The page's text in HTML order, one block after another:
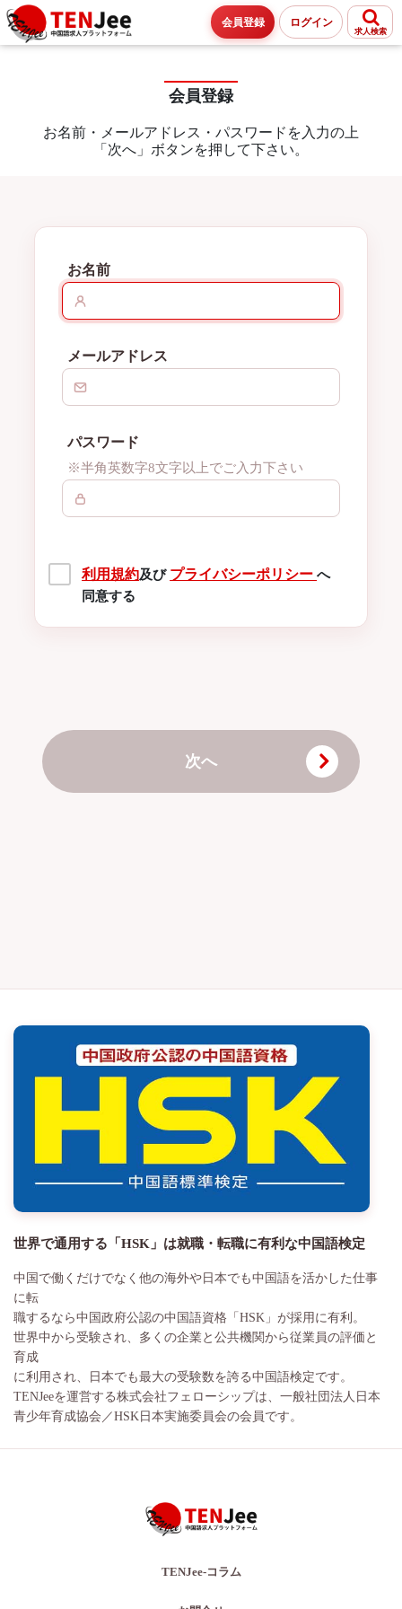
会員登録 ログイン
求人検索
会員登録
お名前・メールアドレス・パスワードを入力の上
「次へ」ボタンを押して下さい。
お名前
メールアドレス
パスワード
※半角英数字8文字以上でご入力下さい
利用規約及び プライバシーポリシーへ
同意する
次へ
世界で通用する「HSK」は就職・転職に有利な中国語検定
中国で働くだけでなく他の海外や日本でも中国語を活かした仕事
に転
職するなら中国政府公認の中国語資格「HSK」が採用に有利。
世界中から受験され、多くの企業と公共機関から従業員の評価と
育成
に利用され、日本でも最大の受験数を誇る中国語検定です。
TENJeeを運営する株式会社フェローシップは、一般社団法人日本
青少年育成協会／HSK日本実施委員会の会員です。
TENJee-コラム